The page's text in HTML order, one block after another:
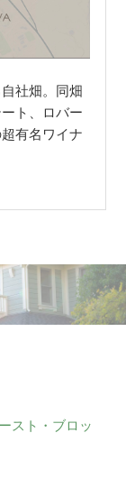
社畑。同畑
ト、ロバー
有名ワイナ
スト・ブロッ